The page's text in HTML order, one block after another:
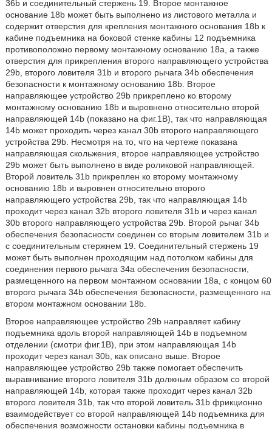
36b и соединительный стержень 19. Второе монтажное
основание 18b может быть выполнено из листового металла и
содержит отверстия для крепления монтажного основания 18b к
кабине подъемника на боковой стенке кабины 12 подъемника
противоположно первому монтажному основанию 18а, а также
отверстия для прикрепления второго направляющего устройства
29b, второго ловителя 31b и второго рычага 34b обеспечения
безопасности к монтажному основанию 18b. Второе
направляющее устройство 29b прикреплено ко второму
монтажному основанию 18b и выровнено относительно второй
направляющей 14b (показано на фиг.1B), так что направляющая
14b может проходить через канал 30b второго направляющего
устройства 29b. Несмотря на то, что на чертеже показана
направляющая скольжения, второе направляющее устройство
29b может быть выполнено в виде роликовой направляющей.
Второй ловитель 31b прикреплен ко второму монтажному
основанию 18b и выровнен относительно второго
направляющего устройства 29b, так что направляющая 14b
проходит через канал 32b второго ловителя 31b и через канал
30b второго направляющего устройства 29b. Второй рычаг 34b
обеспечения безопасности соединен со вторым ловителем 31b и
с соединительным стержнем 19. Соединительный стержень 19
может быть выполнен проходящим над потолком кабины для
соединения первого рычага 34a обеспечения безопасности,
размещенного на первом монтажном основании 18a, с концом 60
второго рычага 34b обеспечения безопасности, размещенного на
втором монтажном основании 18b.
Второе направляющее устройство 29b направляет кабину
подъемника вдоль второй направляющей 14b в подъемном
отделении (смотри фиг.1В), при этом направляющая 14b
проходит через канал 30b, как описано выше. Второе
направляющее устройство 29b также помогает обеспечить
выравнивание второго ловителя 31b должным образом со второй
направляющей 14b, которая также проходит через канал 32b
второго ловителя 31b, так что второй ловитель 31b фрикционно
взаимодействует со второй направляющей 14b подъемника для
обеспечения возможности остановки кабины подъемника в